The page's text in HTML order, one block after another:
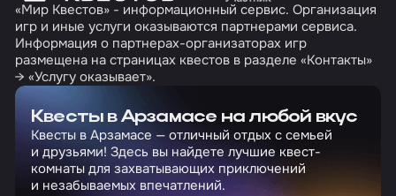
«Мир Квестов» - информационный сервис. Организация
игр и иные услуги оказываются партнерами сервиса.
Информация о партнерах-организаторах игр
размещена на страницах квестов в разделе «Контакты»
→ «Услугу оказывает».
Квесты в Арзамасе на любой вкус
Квесты в Арзамасе — отличный отдых с семьей
и друзьями! Здесь вы найдете лучшие квест-
комнаты для захватывающих приключений
и незабываемых впечатлений.